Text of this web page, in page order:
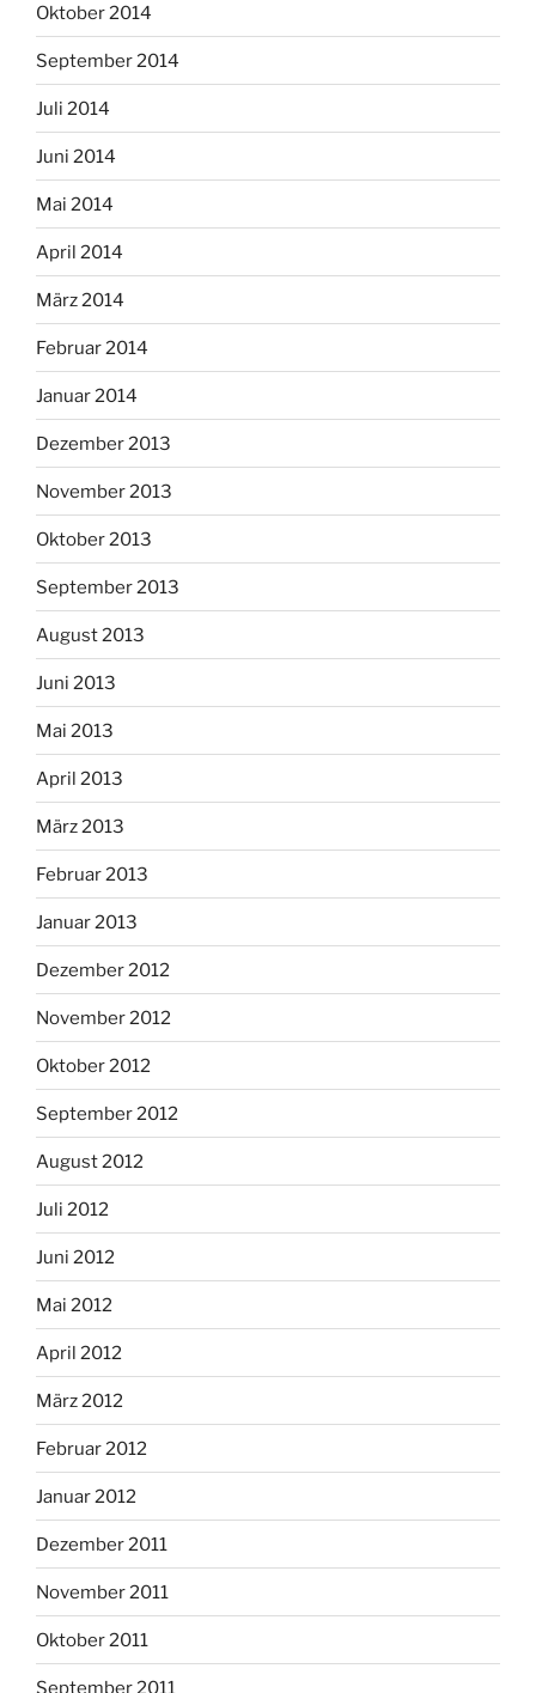
Oktober 2014
September 2014
Juli 2014
Juni 2014
Mai 2014
April 2014
März 2014
Februar 2014
Januar 2014
Dezember 2013
November 2013
Oktober 2013
September 2013
August 2013
Juni 2013
Mai 2013
April 2013
März 2013
Februar 2013
Januar 2013
Dezember 2012
November 2012
Oktober 2012
September 2012
August 2012
Juli 2012
Juni 2012
Mai 2012
April 2012
März 2012
Februar 2012
Januar 2012
Dezember 2011
November 2011
Oktober 2011
September 2011